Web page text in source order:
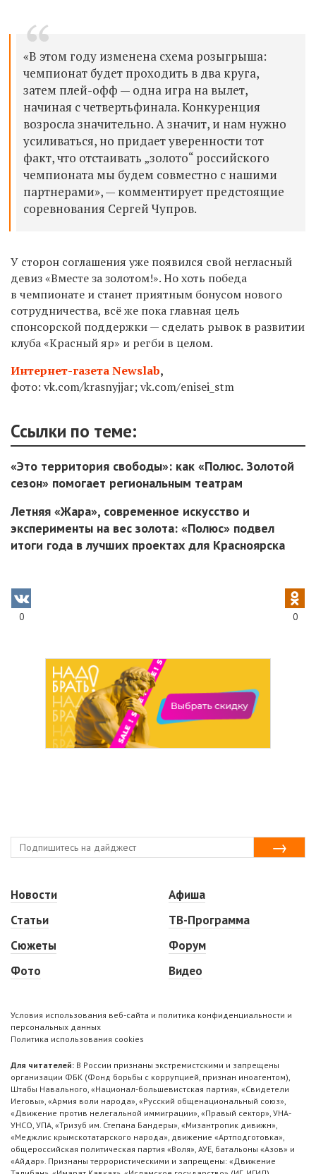
«В этом году изменена схема розыгрыша:
чемпионат будет проходить в два круга,
затем плей-офф — одна игра на вылет,
начиная с четвертьфинала. Конкуренция
возросла значительно. А значит, и нам нужно
усиливаться, но придает уверенности тот
факт, что отстаивать „золото“ российского
чемпионата мы будем совместно с нашими
партнерами», — комментирует предстоящие
соревнования Сергей Чупров.
У сторон соглашения уже появился свой негласный
девиз «Вместе за золотом!». Но хоть победа
в чемпионате и станет приятным бонусом нового
сотрудничества, всё же пока главная цель
спонсорской поддержки — сделать рывок в развитии
клуба «Красный яр» и регби в целом.
Интернет-газета Newslab,
фото: vk.com/krasnyjjar; vk.com/enisei_stm
Ссылки по теме:
«Это территория свободы»: как «Полюс. Золотой
сезон» помогает региональным театрам
Летняя «Жара», современное искусство и
эксперименты на вес золота: «Полюс» подвел
итоги года в лучших проектах для Красноярска
0 0
Новости
Статьи
Сюжеты
Фото
Афиша
ТВ-Программа
Форум
Видео
Условия использования веб-сайта и политика конфиденциальности и
персональных данных
Политика использования cookies
Для читателей: В России признаны экстремистскими и запрещены
организации ФБК (Фонд борьбы с коррупцией, признан иноагентом),
Штабы Навального, «Национал-большевистская партия», «Свидетели
Иеговы», «Армия воли народа», «Русский общенациональный союз»,
«Движение против нелегальной иммиграции», «Правый сектор», УНА-
УНСО, УПА, «Тризуб им. Степана Бандеры», «Мизантропик дивижн»,
«Меджлис крымскотатарского народа», движение «Артподготовка»,
общероссийская политическая партия «Воля», АУЕ, батальоны «Азов» и
«Айдар». Признаны террористическими и запрещены: «Движение